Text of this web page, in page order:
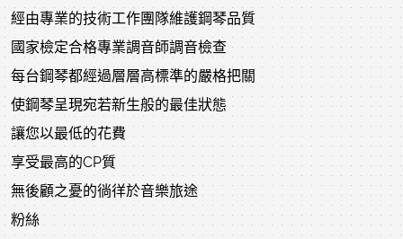
經由專業的技術工作團隊維護鋼琴品質
國家檢定合格專業調音師調音檢查
每台鋼琴都經過層層高標準的嚴格把關
使鋼琴呈現宛若新生般的最佳狀態
讓您以最低的花費
享受最高的CP質
無後顧之憂的徜徉於音樂旅途
粉絲